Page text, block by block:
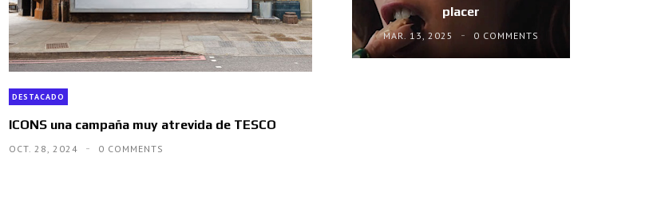
DESTACADO
ICONS una campaña muy atrevida de TESCO
OCT. 28, 2024 0 COMMENTS
placer
MAR. 13, 2025 0 COMMENTS